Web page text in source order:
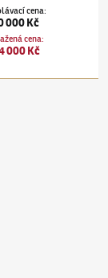
cena:
000 Kč
cena:
000 Kč